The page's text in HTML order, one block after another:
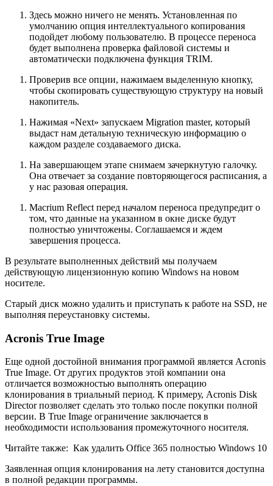
Здесь можно ничего не менять. Установленная по
умолчанию опция интеллектуального копирования
подойдет любому пользователю. В процессе переноса
будет выполнена проверка файловой системы и
автоматически подключена функция TRIM.
Проверив все опции, нажимаем выделенную кнопку,
чтобы скопировать существующую структуру на новый
накопитель.
Нажимая «Next» запускаем Migration master, который
выдаст нам детальную техническую информацию о
каждом разделе создаваемого диска.
На завершающем этапе снимаем зачеркнутую галочку.
Она отвечает за создание повторяющегося расписания, а
у нас разовая операция.
Macrium Reflect перед началом переноса предупредит о
том, что данные на указанном в окне диске будут
полностью уничтожены. Соглашаемся и ждем
завершения процесса.
В результате выполненных действий мы получаем
действующую лицензионную копию Windows на новом
носителе.
Старый диск можно удалить и приступать к работе на SSD, не
выполняя переустановку системы.
Acronis True Image
Еще одной достойной внимания программой является Acronis
True Image. От других продуктов этой компании она
отличается возможностью выполнять операцию
клонирования в триальный период. К примеру, Acronis Disk
Director позволяет сделать это только после покупки полной
версии. В True Image ограничение заключается в
необходимости использования промежуточного носителя.
Читайте также: Как удалить Office 365 полностью Windows 10
Заявленная опция клонирования на лету становится доступна
в полной редакции программы.